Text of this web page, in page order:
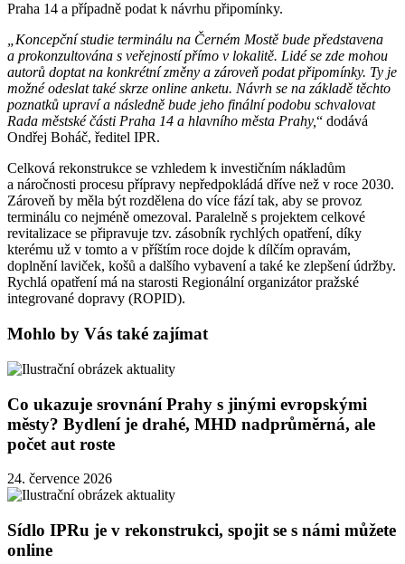
Praha 14 a případně podat k návrhu připomínky.
„Koncepční studie terminálu na Černém Mostě bude představena
a prokonzultována s veřejností přímo v lokalitě. Lidé se zde mohou
autorů doptat na konkrétní změny a zároveň podat připomínky. Ty je
možné odeslat také skrze online anketu. Návrh se na základě těchto
poznatků upraví a následně bude jeho finální podobu schvalovat
Rada městské části Praha 14 a hlavního města Prahy,“ dodává
Ondřej Boháč, ředitel IPR.
Celková rekonstrukce se vzhledem k investičním nákladům
a náročnosti procesu přípravy nepředpokládá dříve než v roce 2030.
Zároveň by měla být rozdělena do více fází tak, aby se provoz
terminálu co nejméně omezoval. Paralelně s projektem celkové
revitalizace se připravuje tzv. zásobník rychlých opatření, díky
kterému už v tomto a v příštím roce dojde k dílčím opravám,
doplnění laviček, košů a dalšího vybavení a také ke zlepšení údržby.
Rychlá opatření má na starosti Regionální organizátor pražské
integrované dopravy (ROPID).
Mohlo by Vás také zajímat
Co ukazuje srovnání Prahy s jinými evropskými
městy? Bydlení je drahé, MHD nadprůměrná, ale
počet aut roste
24. července 2026
Sídlo IPRu je v rekonstrukci, spojit se s námi můžete
online